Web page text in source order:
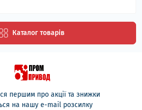
Каталог товарів
першим про акції та знижки
на нашу e-mail розсилку